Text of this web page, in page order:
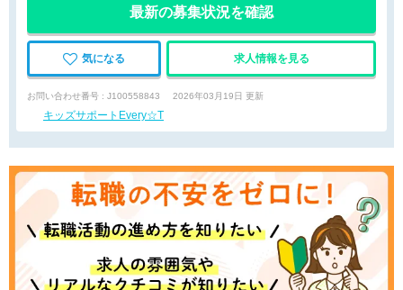
最新の募集状況を確認
気になる 求人情報を見る
お問い合わせ番号 : J100558843 2026年03月19日 更新
キッズサポートEvery☆T